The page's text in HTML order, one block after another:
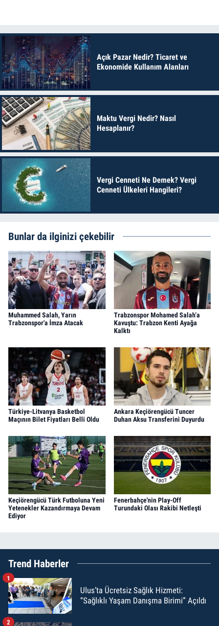
Açık Pazar Nedir? Ticaret ve
Ekonomide Kullanım Alanları
Maktu Vergi Nedir? Nasıl
Hesaplanır?
Vergi Cenneti Ne Demek? Vergi
Cenneti Ülkeleri Hangileri?
Bunlar da ilginizi çekebilir
Muhammed Salah, Yarın
Trabzonspor'a İmza Atacak
Trabzonspor Mohamed Salah’a
Kavuştu: Trabzon Kenti Ayağa
Kalktı
Türkiye-Litvanya Basketbol
Maçının Bilet Fiyatları Belli Oldu
Ankara Keçiörengücü Tuncer
Duhan Aksu Transferini Duyurdu
Keçiörengücü Türk Futboluna Yeni
Yetenekler Kazandırmaya Devam
Ediyor
Fenerbahçe'nin Play-Off
Turundaki Olası Rakibi Netleşti
Trend Haberler
Ulus’ta Ücretsiz Sağlık Hizmeti:
“Sağlıklı Yaşam Danışma Birimi” Açıldı
1
2